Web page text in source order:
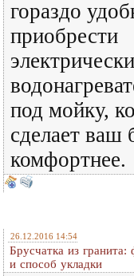
гораздо
приобрести
под мойку,
сделает ваш
комфортнее.
26.12.2016 14:54
Брусчатка из
и способ укладки